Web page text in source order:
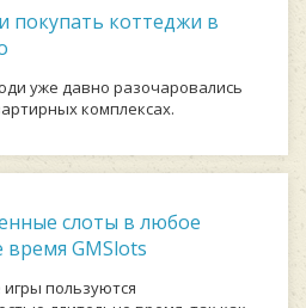
покупать коттеджи в
уже давно разочаровались
комплексах.
слоты в любое
время GMSlots
пользуются